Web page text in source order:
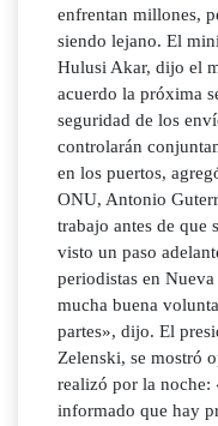
enfrentan millones,
siendo lejano. El
Hulusi Akar, dijo el
acuerdo la próxima
seguridad de los
controlarán
en los puertos,
ONU, Antonio
trabajo antes de que
visto un paso
periodistas en
mucha buena
partes», dijo. El
Zelenski, se mostró
realizó por la noche:
informado que hay